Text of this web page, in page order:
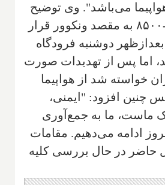
می‌باشد". وی توضیح
داد که پرواز اف-۸۵۰۰ به مقصد ونکوور قرار
بود ساعت ۲:۱۰ بعدازظهر دوشنبه فرودگاه
اما پس از تهدیدات صورت
خواسته شد از هواپیما
چنین افزود: "ایمنی،
ماست، ما به جمع‌آوری
ادامه می‌دهیم. مقامات
حاضر در حال بررسی کلیه